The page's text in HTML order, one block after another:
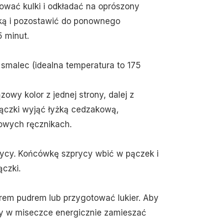
kulki i odkładać na oprószony
i pozostawić do ponownego
minut.
(idealna temperatura to 175
kolor z jednej strony, dalej z
wyjąć łyżką cedzakową,
ręcznikach.
Końcówkę szprycy wbić w pączek i
pudrem lub przygotować lukier. Aby
miseczce energicznie zamieszać